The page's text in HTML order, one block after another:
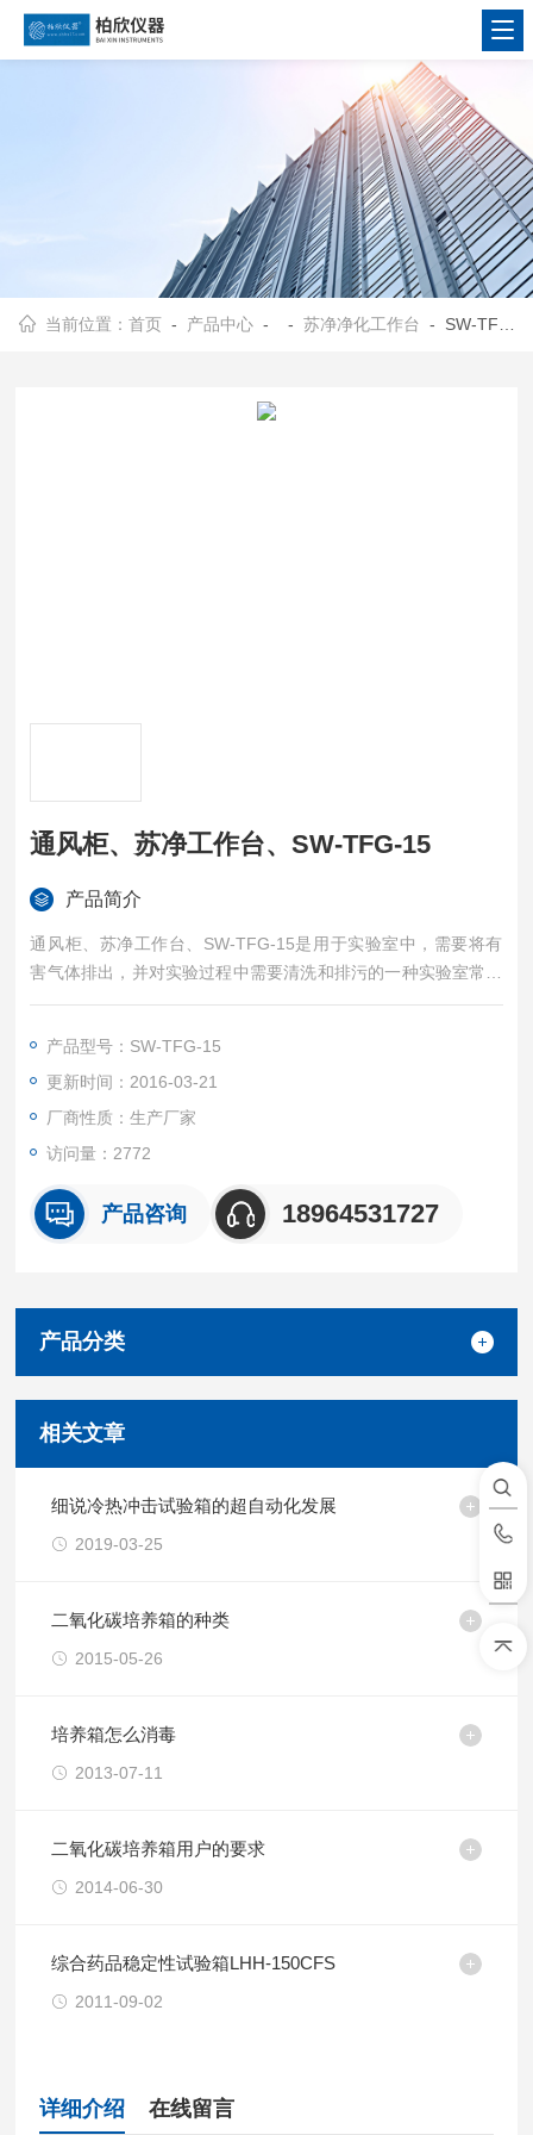
当前位置：首页 - 产品中心 - -苏净净化工作台 - SW-TFG-15通风柜、苏净工作台、SW-TFG-15
通风柜、苏净工作台、SW-TFG-15
产品简介
通风柜、苏净工作台、SW-TFG-15是用于实验室中，需要将有
害气体排出，并对实验过程中需要清洗和排污的一种实验室常用
设备。
产品型号：SW-TFG-15
更新时间：2016-03-21
厂商性质：生产厂家
访问量：2772
产品咨询 18964531727
产品分类
相关文章
细说冷热冲击试验箱的超自动化发展
2019-03-25
二氧化碳培养箱的种类
2015-05-26
培养箱怎么消毒
2013-07-11
二氧化碳培养箱用户的要求
2014-06-30
综合药品稳定性试验箱LHH-150CFS
2011-09-02
详细介绍 在线留言